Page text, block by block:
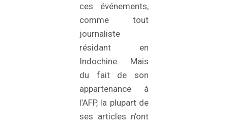
ces événements,
comme tout
journaliste
résidant en
Indochine. Mais
du fait de son
appartenance à
l’AFP, la plupart de
ses articles n’ont